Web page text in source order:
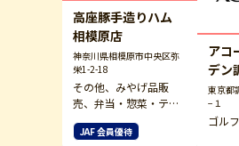
高座豚手造りハム
相模原店
神奈川県相模原市中央区弥
栄1-2-18
その他、みやげ品販
売、弁当・惣菜・テイ
JAF 会員優待
アコ
デン
東京都
−１
ゴルフ